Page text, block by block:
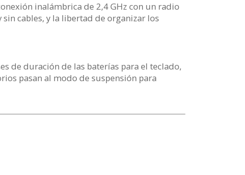
inalámbrica de 2,4 GHz con un radio
cables, y la libertad de organizar los
de duración de las baterías para el teclado,
pasan al modo de suspensión para